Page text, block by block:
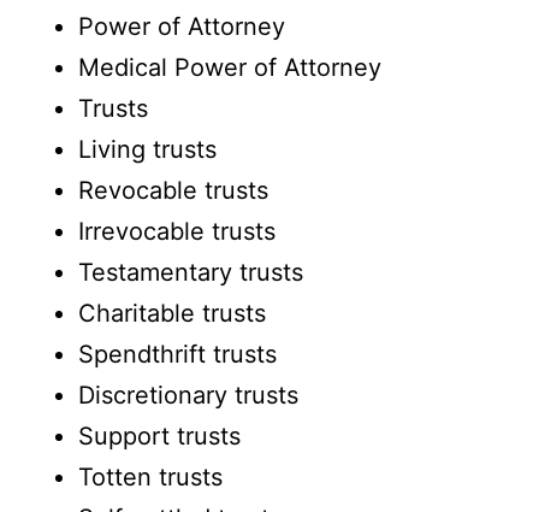
Power of Attorney
Medical Power of Attorney
Trusts
Living trusts
Revocable trusts
Irrevocable trusts
Testamentary trusts
Charitable trusts
Spendthrift trusts
Discretionary trusts
Support trusts
Totten trusts